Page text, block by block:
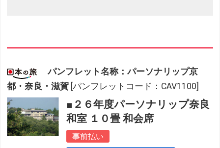
パンフレット名称：パーソナリップ京
都・奈良・滋賀 [パンフレットコード：CAV1100]
■２６年度パーソナリップ奈良
和室 １０畳 和会席
事前払い